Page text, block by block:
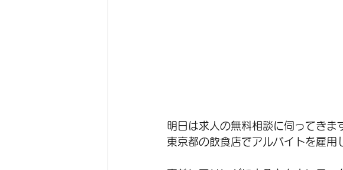
明日は求人の無料相談に伺ってきま
東京都の飲食店でアルバイトを雇用